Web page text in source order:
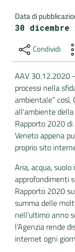
Data di
30 dicembre
Condividi
AAV 30.12.2020
processi nella
ambientale” così,
all'ambiente
Rapporto 2020 di
Veneto appena
proprio sito
Aria, acqua,
approfondimenti
Rapporto 2020
summa delle
nell’ultimo anno
l’Agenzia rende
internet ogni